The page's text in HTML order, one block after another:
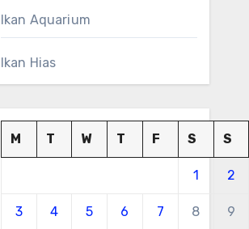
Ikan Aquarium
Ikan Hias
M T W T F S S
1 2
3 4 5 6 7 8 9